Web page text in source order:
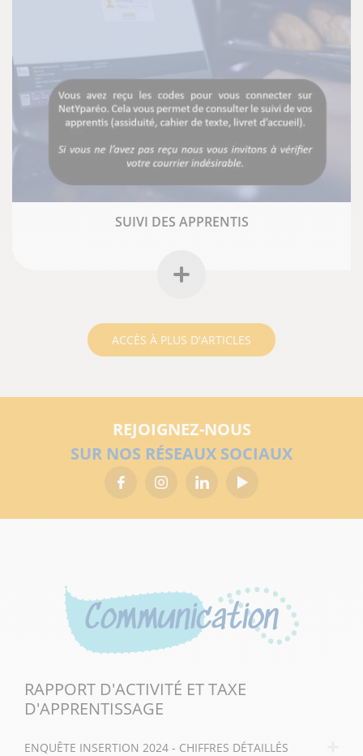
SUIVI DES APPRENTIS
ACCÈS À PLUS D'ARTICLES
REJOIGNEZ-NOUS
SUR NOS RÉSEAUX SOCIAUX
Communication
RAPPORT D'ACTIVITÉ ET TAXE
D'APPRENTISSAGE
ENQUÊTE INSERTION 2024 - CHIFFRES DÉTAILLÉS